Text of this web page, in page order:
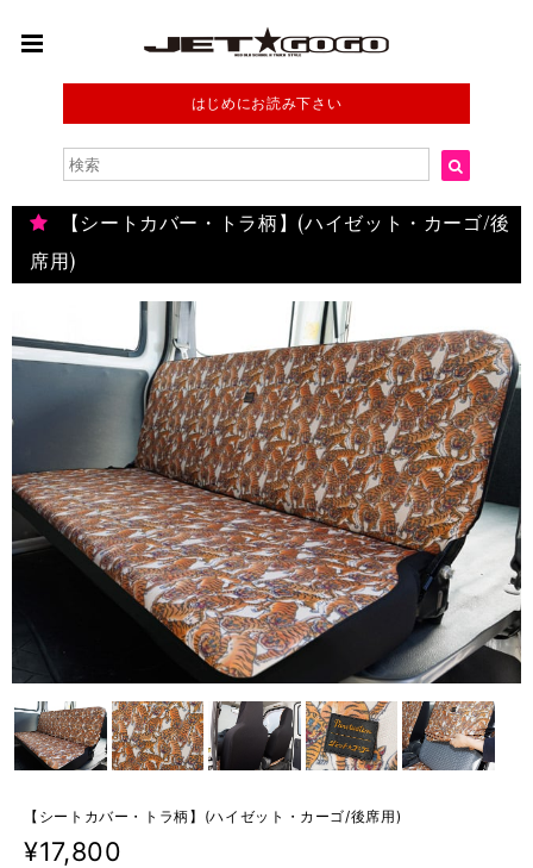
はじめにお読み下さい
【シートカバー・トラ柄】(ハイゼット・カーゴ/後
席用)
【シートカバー・トラ柄】(ハイゼット・カーゴ/後席用)
¥17,800